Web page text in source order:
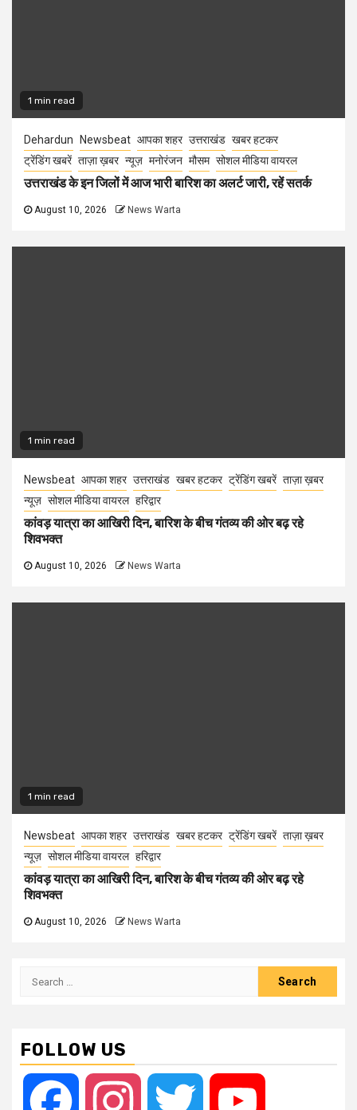
1 min read
Dehardun Newsbeat आपका शहर उत्तराखंड खबर हटकर
ट्रेंडिंग खबरें ताज़ा ख़बर न्यूज़ मनोरंजन मौसम सोशल मीडिया वायरल
उत्तराखंड के इन जिलों में आज भारी बारिश का अलर्ट जारी, रहें सतर्क
August 10, 2026 News Warta
1 min read
Newsbeat आपका शहर उत्तराखंड खबर हटकर ट्रेंडिंग खबरें ताज़ा ख़बर
न्यूज़ सोशल मीडिया वायरल हरिद्वार
कांवड़ यात्रा का आखिरी दिन, बारिश के बीच गंतव्य की ओर बढ़ रहे
शिवभक्त
August 10, 2026 News Warta
1 min read
Newsbeat आपका शहर उत्तराखंड खबर हटकर ट्रेंडिंग खबरें ताज़ा ख़बर
न्यूज़ सोशल मीडिया वायरल हरिद्वार
कांवड़ यात्रा का आखिरी दिन, बारिश के बीच गंतव्य की ओर बढ़ रहे
शिवभक्त
August 10, 2026 News Warta
Search
FOLLOW US
Facebook Instagram Twitter